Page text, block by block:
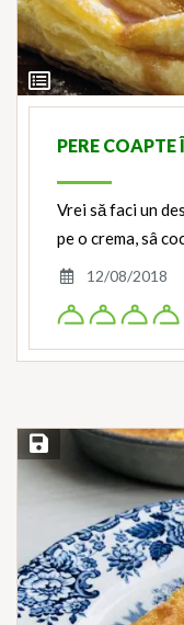
View
Ingredients
PERE
Vrei să faci un
pe o crema, sâ
12/08/2018
Save Recipe